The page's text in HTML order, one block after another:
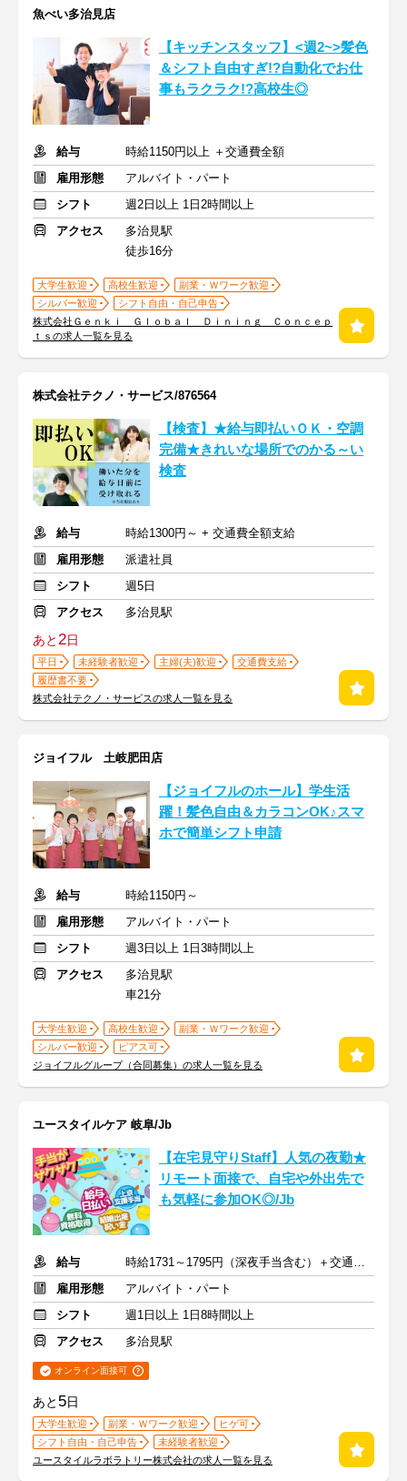
魚べい多治見店
【キッチンスタッフ】<週2~>髪色
＆シフト自由すぎ!?自動化でお仕
事もラクラク!?高校生◎
給与
時給1150円以上 ＋交通費全額
雇用形態
アルバイト・パート
シフト
週2日以上 1日2時間以上
アクセス
多治見駅
徒歩16分
大学生歓迎 高校生歓迎
副業・Ｗワーク歓迎
シルバー歓迎
シフト自由・自己申告
株式会社Ｇｅｎｋｉ Ｇｌｏｂａｌ Ｄｉｎｉｎｇ Ｃｏｎｃｅｐ
ｔｓの求人一覧を見る
株式会社テクノ・サービス/876564
【検査】★給与即払いＯＫ・空調
完備★きれいな場所でのかる～い
検査
給与
時給1300円～ + 交通費全額支給
雇用形態
派遣社員
シフト
週5日
アクセス
多治見駅
あと2日
平日 未経験者歓迎 主婦(夫)歓迎
交通費支給
履歴書不要
株式会社テクノ・サービスの求人一覧を見る
ジョイフル 土岐肥田店
【ジョイフルのホール】学生活
躍！髪色自由＆カラコンOK♪スマ
ホで簡単シフト申請
給与
時給1150円～
雇用形態
アルバイト・パート
シフト
週3日以上 1日3時間以上
アクセス
多治見駅
車21分
大学生歓迎 高校生歓迎
副業・Ｗワーク歓迎
シルバー歓迎
ピアス可
ジョイフルグループ（合同募集）の求人一覧を見る
ユースタイルケア 岐阜/Jb
【在宅見守りStaff】人気の夜勤★
リモート面接で、自宅や外出先で
も気軽に参加OK◎/Jb
給与
時給1731～1795円（深夜手当含む）＋交通費支給
雇用形態
アルバイト・パート
シフト
週1日以上 1日8時間以上
アクセス
多治見駅
オンライン面接可
あと 5日
大学生歓迎 副業・Ｗワーク歓迎
ヒゲ可
シフト自由・自己申告
未経験者歓迎
ユースタイルラボラトリー株式会社の求人一覧を見る